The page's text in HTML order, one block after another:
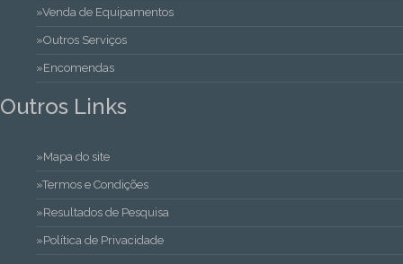
»Venda de Equipamentos
»Outros Serviços
»Encomendas
Outros Links
»Mapa do site
»Termos e Condições
»Resultados de Pesquisa
»Política de Privacidade